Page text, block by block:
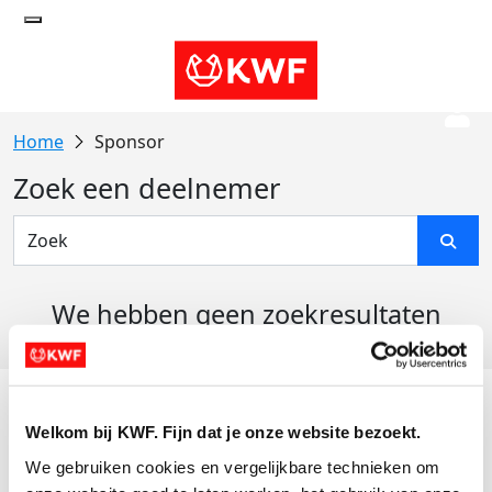
Welkom bij KWF. Fijn dat je onze website bezoekt.
We gebruiken cookies en vergelijkbare technieken om
Sponsor
Zoek een deelnemer
We hebben geen zoekresultaten
Actiematerialen
Evenementen